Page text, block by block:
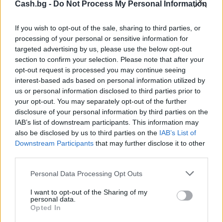
Cash.bg - Do Not Process My Personal Information
If you wish to opt-out of the sale, sharing to third parties, or
processing of your personal or sensitive information for
targeted advertising by us, please use the below opt-out
section to confirm your selection. Please note that after your
opt-out request is processed you may continue seeing
interest-based ads based on personal information utilized by
us or personal information disclosed to third parties prior to
your opt-out. You may separately opt-out of the further
disclosure of your personal information by third parties on the
IAB’s list of downstream participants. This information may
also be disclosed by us to third parties on the IAB’s List of
Downstream Participants that may further disclose it to other
Personal Data Processing Opt Outs
I want to opt-out of the Sharing of my
personal data.
Opted In
Съвети за стартъпи в несигурни
27.05.2020 / 17:39